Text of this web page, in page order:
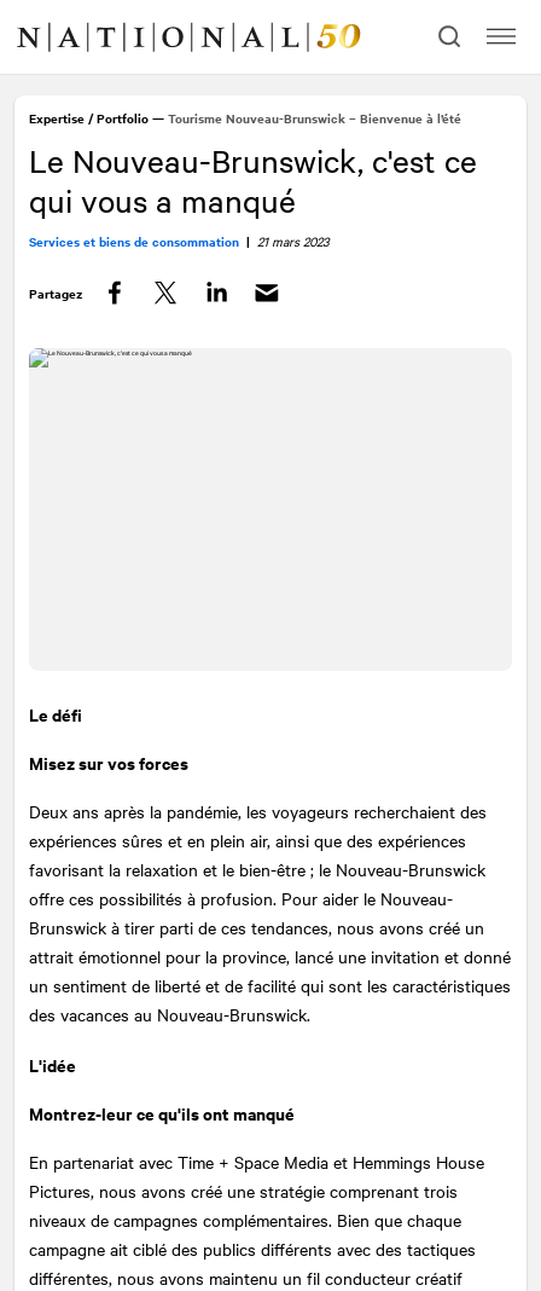
contenu
navigation
Expertise /Portfolio — Tourisme Nouveau-Brunswick – Bienvenue à l’été
Le Nouveau-Brunswick, c'est ce
qui vous a manqué
Services et biens de consommation | 21 mars 2023
Partagez
Le défi
Misez sur vos forces
Deux ans après la pandémie, les voyageurs recherchaient des
expériences sûres et en plein air, ainsi que des expériences
favorisant la relaxation et le bien-être ; le Nouveau-Brunswick
offre ces possibilités à profusion. Pour aider le Nouveau-
Brunswick à tirer parti de ces tendances, nous avons créé un
attrait émotionnel pour la province, lancé une invitation et donné
un sentiment de liberté et de facilité qui sont les caractéristiques
des vacances au Nouveau-Brunswick.
L'idée
Montrez-leur ce qu'ils ont manqué
En partenariat avec Time + Space Media et Hemmings House
Pictures, nous avons créé une stratégie comprenant trois
niveaux de campagnes complémentaires. Bien que chaque
campagne ait ciblé des publics différents avec des tactiques
différentes, nous avons maintenu un fil conducteur créatif